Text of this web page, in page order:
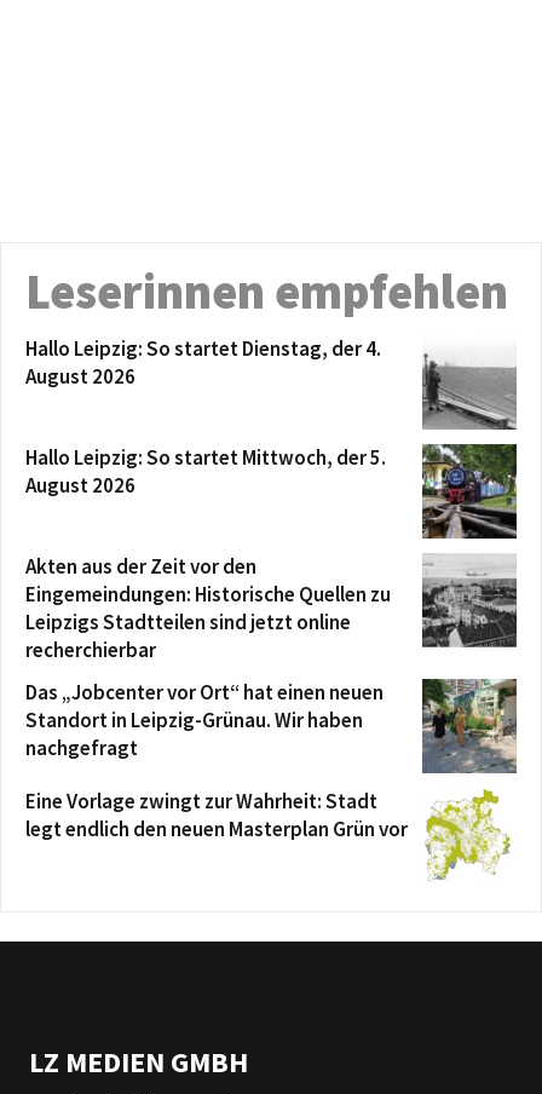
Leserinnen empfehlen
Hallo Leipzig: So startet Dienstag, der 4.
August 2026
Hallo Leipzig: So startet Mittwoch, der 5.
August 2026
Akten aus der Zeit vor den
Eingemeindungen: Historische Quellen zu
Leipzigs Stadtteilen sind jetzt online
recherchierbar
Das „Jobcenter vor Ort“ hat einen neuen
Standort in Leipzig-Grünau. Wir haben
nachgefragt
Eine Vorlage zwingt zur Wahrheit: Stadt
legt endlich den neuen Masterplan Grün vor
LZ MEDIEN GMBH